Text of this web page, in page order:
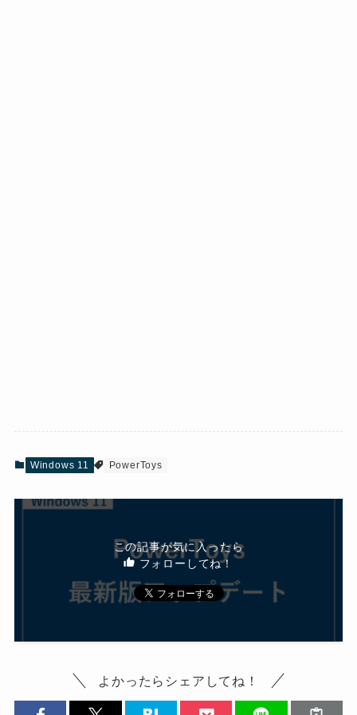
Windows 11 PowerToys
この記事が気に入ったら
フォローしてね！
よかったらシェアしてね！